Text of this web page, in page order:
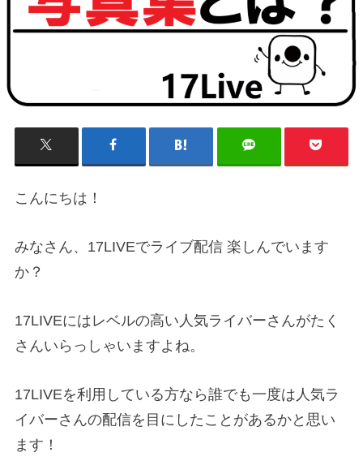
こんにちは！
みなさん、17LIVEでライブ配信 楽しんでいます
か？
17LIVEにはレベルの高い人気ライバーさんがたく
さんいらっしゃいますよね。
17LIVEを利用している方なら誰でも一度は人気ラ
イバーさんの配信を目にしたことがあるかと思い
ます！